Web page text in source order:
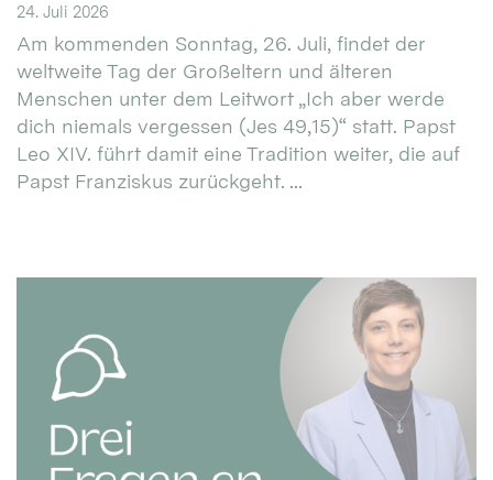
24. Juli 2026
Am kommenden Sonntag, 26. Juli, findet der
weltweite Tag der Großeltern und älteren
Menschen unter dem Leitwort „Ich aber werde
dich niemals vergessen (Jes 49,15)“ statt. Papst
Leo XIV. führt damit eine Tradition weiter, die auf
Papst Franziskus zurückgeht. ...